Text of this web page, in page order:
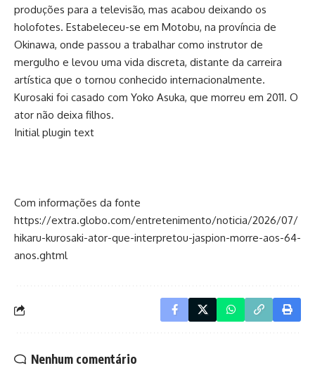
produções para a televisão, mas acabou deixando os
holofotes. Estabeleceu-se em Motobu, na província de
Okinawa, onde passou a trabalhar como instrutor de
mergulho e levou uma vida discreta, distante da carreira
artística que o tornou conhecido internacionalmente.
Kurosaki foi casado com Yoko Asuka, que morreu em 2011. O
ator não deixa filhos.
Initial plugin text
Com informações da fonte
https://extra.globo.com/entretenimento/noticia/2026/07/
hikaru-kurosaki-ator-que-interpretou-jaspion-morre-aos-64-
anos.ghtml
Nenhum comentário